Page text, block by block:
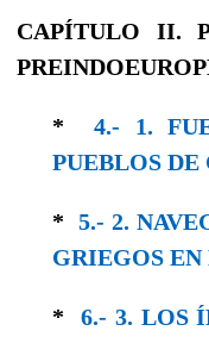
CAPÍTULO II.
*4.- 1.
PUEBLOS
* 5.- 2.
GRIEGOS EN
* 6.- 3. LOS